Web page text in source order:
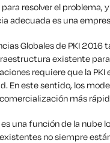
resolver el problema,
adecuada es una
Globales de PKI
existente
requiere que la
En este sentido, los
más
una función de la nube
no siempre